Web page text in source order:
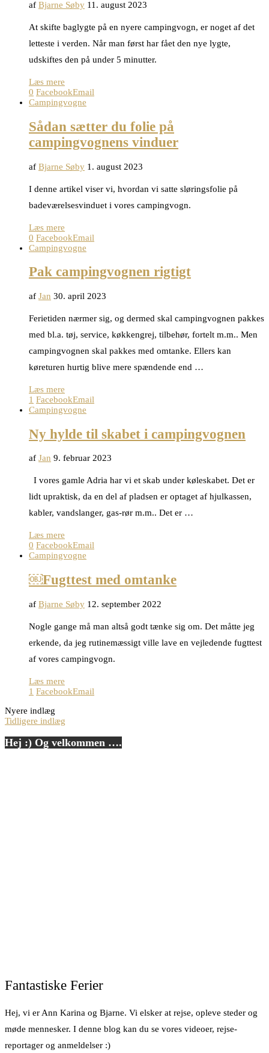
af Bjarne Søby 11. august 2023
At skifte baglygte på en nyere campingvogn, er noget af det
letteste i verden. Når man først har fået den nye lygte,
udskiftes den på under 5 minutter.
Læs mere
0 FacebookEmail
Campingvogne
Sådan sætter du folie på
campingvognens vinduer
af Bjarne Søby 1. august 2023
I denne artikel viser vi, hvordan vi satte sløringsfolie på
badeværelsesvinduet i vores campingvogn.
Læs mere
0 FacebookEmail
Campingvogne
Pak campingvognen rigtigt
af Jan 30. april 2023
Ferietiden nærmer sig, og dermed skal campingvognen pakkes
med bl.a. tøj, service, køkkengrej, tilbehør, fortelt m.m.. Men
campingvognen skal pakkes med omtanke. Ellers kan
køreturen hurtig blive mere spændende end …
Læs mere
1 FacebookEmail
Campingvogne
Ny hylde til skabet i campingvognen
af Jan 9. februar 2023
I vores gamle Adria har vi et skab under køleskabet. Det er
lidt upraktisk, da en del af pladsen er optaget af hjulkassen,
kabler, vandslanger, gas-rør m.m.. Det er …
Læs mere
0 FacebookEmail
Campingvogne
￼Fugttest med omtanke
af Bjarne Søby 12. september 2022
Nogle gange må man altså godt tænke sig om. Det måtte jeg
erkende, da jeg rutinemæssigt ville lave en vejledende fugttest
af vores campingvogn.
Læs mere
1 FacebookEmail
Nyere indlæg
Tidligere indlæg
Hej :) Og velkommen ….
Fantastiske Ferier
Hej, vi er Ann Karina og Bjarne. Vi elsker at rejse, opleve steder og
møde mennesker. I denne blog kan du se vores videoer, rejse-
reportager og anmeldelser :)